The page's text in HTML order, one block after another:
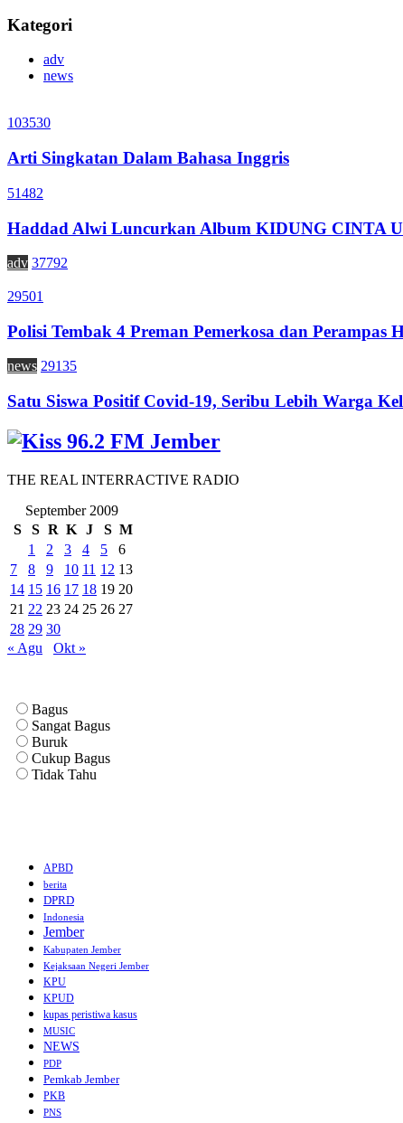
Kategori
adv
news
103530
Arti Singkatan Dalam Bahasa Inggris
51482
Haddad Alwi Luncurkan Album KIDUNG CINTA
adv 37792
29501
Polisi Tembak 4 Preman Pemerkosa dan Perampas
news 29135
Satu Siswa Positif Covid-19, Seribu Lebih Warga
THE REAL INTERRACTIVE RADIO
September 2009
S
S R K J S M
1
2 3 4 5
6
7
8 9 10 11 12 13
14 15 16 17 18 19 20
21 22 23 24 25 26 27
28 29 30
« Agu
Okt »
Bagus
Sangat Bagus
Buruk
Cukup Bagus
Tidak Tahu
APBD
berita
DPRD
Indonesia
Jember
Kabupaten Jember
Kejaksaan Negeri Jember
KPU
KPUD
kupas peristiwa kasus
MUSIC
NEWS
PDP
Pemkab Jember
PKB
PNS